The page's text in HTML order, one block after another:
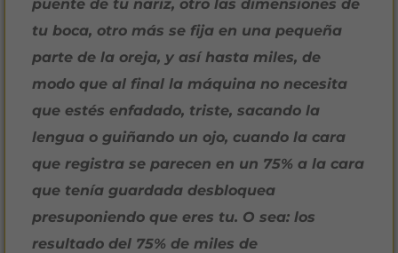
puente de tu nariz, otro las dimensiones de
tu boca, otro más se fija en una pequeña
parte de la oreja, y así hasta miles, de
modo que al final la máquina no necesita
que estés enfadado, triste, sacando la
lengua o guiñando un ojo, cuando la cara
que registra se parecen en un 75% a la cara
que tenía guardada desbloquea
presuponiendo que eres tu. O sea: los
resultado del 75% de miles de